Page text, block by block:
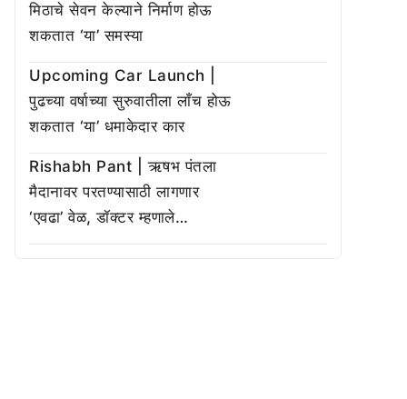
मिठाचे सेवन केल्याने निर्माण होऊ
शकतात ‘या’ समस्या
Upcoming Car Launch |
पुढच्या वर्षाच्या सुरुवातीला लाँच होऊ
शकतात ‘या’ धमाकेदार कार
Rishabh Pant | ऋषभ पंतला
मैदानावर परतण्यासाठी लागणार
‘एवढा’ वेळ, डॉक्टर म्हणाले…